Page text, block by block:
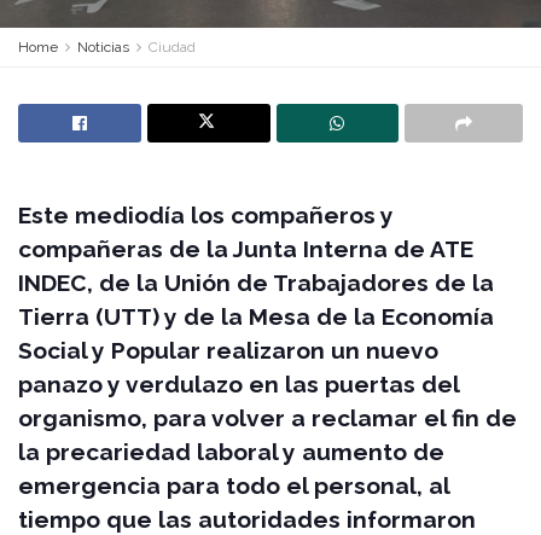
Home Noticias Ciudad
Este mediodía los compañeros y
compañeras de la Junta Interna de ATE
INDEC, de la Unión de Trabajadores de la
Tierra (UTT) y de la Mesa de la Economía
Social y Popular realizaron un nuevo
panazo y verdulazo en las puertas del
organismo, para volver a reclamar el fin de
la precariedad laboral y aumento de
emergencia para todo el personal, al
tiempo que las autoridades informaron